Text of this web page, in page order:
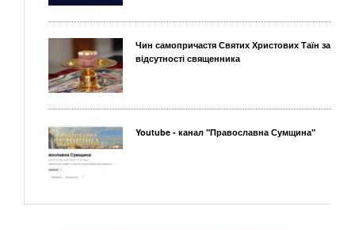
Чин самопричастя Святих Христових Таїн за
відсутності священника
Youtube - канал "Православна Сумщина"